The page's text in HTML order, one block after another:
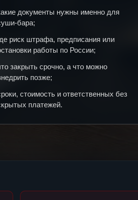
документы нужны именно для
бара;
риск штрафа, предписания или
работы по России;
закрыть срочно, а что можно
позже;
стоимость и ответственных без
платежей.